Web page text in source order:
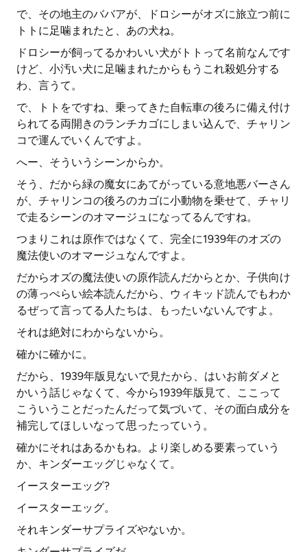
で、その地主のババアが、ドロシーがオズに旅立つ前に
トトに足噛まれたと、あの犬ね。
ドロシーが飼ってるかわいい犬がトトって名前なんです
けど、小汚い犬に足噛まれたからもうこれ殺処分する
わ、言うて。
で、トトをですね、乗ってきた自転車の後ろに備え付け
られてる両開きのランチカゴにしまい込んで、チャリン
コで運んでいくんですよ。
へー、そういうシーンからか。
そう、だから緑の魔女にあてがっている意地悪バーさん
が、チャリンコの後ろのカゴに小動物を乗せて、チャリ
で走るシーンのオマージュになってるんですね。
つまりこれは原作ではなくて、完全に1939年のオズの
魔法使いのオマージュなんですよ。
だからオズの魔法使いの原作読んだからとか、子供向け
の薄っぺらい絵本読んだから、ウィキッド読んでもわか
るぜって言ってる人たちは、もったいないんですよ。
それは絶対にわからないから。
確かに確かに。
だから、1939年版見ないで見たから、はいお前ダメと
かいう話じゃなくて、今から1939年版見て、ここって
こういうことだったんだって気づいて、その面白成分を
補完してほしいなって思ったっていう。
確かにそれはあるかもね。より楽しめる要素っていう
か、キンダーエッグじゃなくて。
イースターエッグ?
イースターエッグ。
それキンダーサプライズやないか。